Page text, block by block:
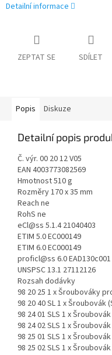
Detailní informace
ZEPTAT SE SDÍLET
Popis Diskuze
Detailní popis
Č. výr. 00 20 12 V05
EAN 4003773082569
Hmotnost 510 g
Rozměry 170 x 35 mm
Reach ne
RohS ne
eCl@ss 5.1.4 21040403
ETIM 5.0 EC000149
ETIM 6.0 EC000149
proficl@ss 6.0 EAD130c001
UNSPSC 13.1 27112126
Rozsah dodávky
98 20 25 1 x Šroubováky
98 20 40 SL 1 x Šroubovák
98 24 01 SLS 1 x
98 24 02 SLS 1 x
98 25 01 SLS 1 x
98 25 02 SLS 1 x